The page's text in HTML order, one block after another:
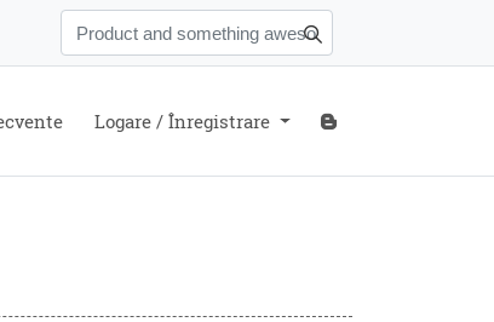
Logare / Înregistrare Blog